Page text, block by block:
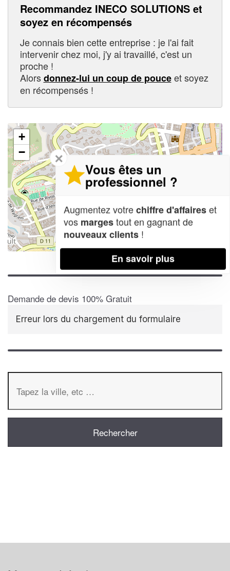
Recommandez INECO SOLUTIONS et
soyez en récompensés
Je connais bien cette entreprise : je l'ai fait
intervenir chez moi, j'y ai travaillé, c'est un
proche !
Alorsdonnez-lui un coup de pouceet soyez
en récompensés !
+
−
Leaflet| Map data ©OpenStreetMap contributors,CC-BY-SA
Demande de devis 100% Gratuit
Erreur lors du chargement du formulaire
✕
Vous êtes un
professionnel ?
Augmentez votrechiffre d'affaireset
vos margestout en gagnant de
nouveaux clients !
En savoir plus